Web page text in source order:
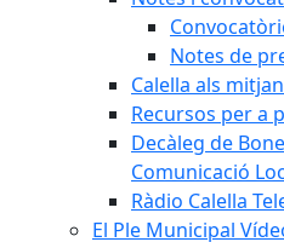
Notes de
Calella als
Recursos per a
Decàleg de
Comunicació
Ràdio Calella
El Ple Municipal